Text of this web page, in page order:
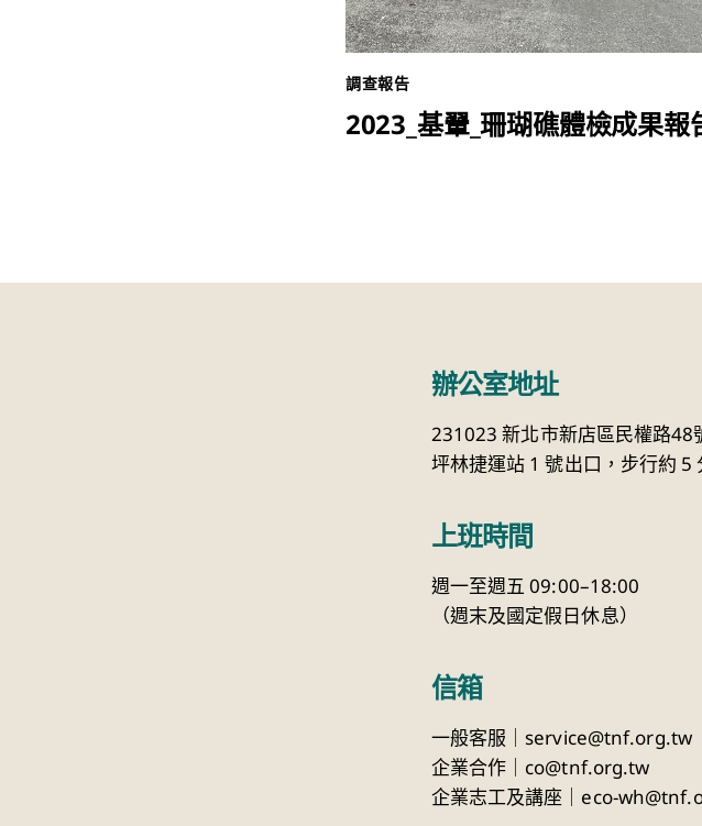
調查報告
2023_基翬_珊瑚礁體檢成果報
辦公室地址
231023 新北市新店區民權路48
坪林捷運站 1 號出口，步行約 5
上班時間
週一至週五 09:00–18:00
（週末及國定假日休息）
信箱
一般客服｜ service@tnf.org.tw
企業合作
co@tnf.org.tw
企業志工及講座｜eco-